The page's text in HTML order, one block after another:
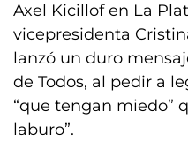
Axel Kicillof en La
vicepresidenta
lanzó un duro
de Todos, al pedir a
“que tengan miedo”
laburo”.